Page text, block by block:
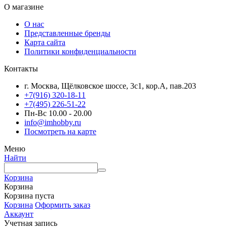
О магазине
О нас
Представленные бренды
Карта сайта
Политики конфиденциальности
Контакты
г. Москва, Щёлковское шоссе, 3с1, кор.А, пав.203
+7(916) 320-18-11
+7(495) 226-51-22
Пн-Вс 10.00 - 20.00
info@imhobby.ru
Посмотреть на карте
Меню
Найти
Корзина
Корзина
Корзина пуста
Корзина Оформить заказ
Аккаунт
Учетная запись